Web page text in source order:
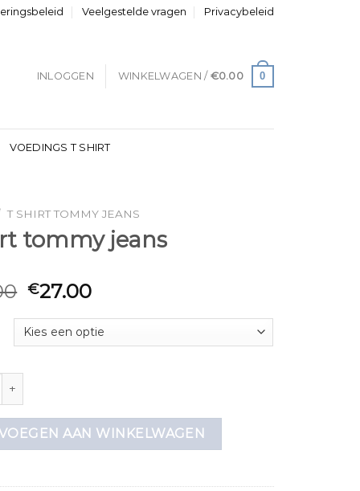
Veelgestelde vragen Privacybeleid
INLOGGEN WINKELWAGEN / €0.00 0
VOEDINGS T SHIRT
T SHIRT TOMMY JEANS
tommy jeans
€27.00
jeans aantal
AAN WINKELWAGEN